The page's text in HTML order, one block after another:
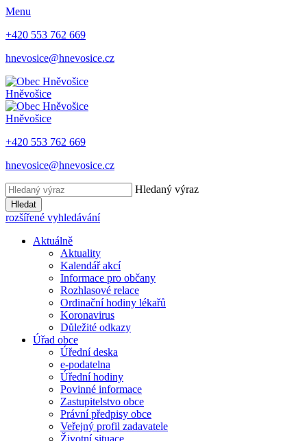
Menu
+420 553 762 669
hnevosice@hnevosice.cz
Hněvošice
Hněvošice
+420 553 762 669
hnevosice@hnevosice.cz
Hledaný výraz
Hledat
rozšířené vyhledávání
Aktuálně
Aktuality
Kalendář akcí
Informace pro občany
Rozhlasové relace
Ordinační hodiny lékařů
Koronavirus
Důležité odkazy
Úřad obce
Úřední deska
e-podatelna
Úřední hodiny
Povinné informace
Zastupitelstvo obce
Právní předpisy obce
Veřejný profil zadavatele
Životní situace